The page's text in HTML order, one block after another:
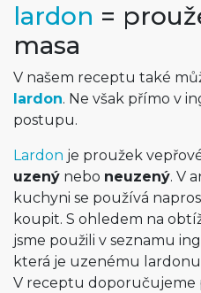
lardon =
masa
V našem receptu také
lardon. Ne však přímo v
postupu.
Lardon je proužek
uzený nebo neuzený. V
kuchyni se používá
koupit. S ohledem na
jsme použili v seznamu
která je uzenému
V receptu doporučujeme